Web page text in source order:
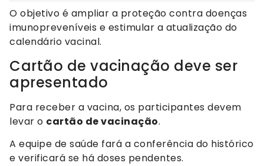
O objetivo é ampliar a proteção contra doenças
imunopreveníveis e estimular a atualização do
calendário vacinal.
Cartão de vacinação deve ser
apresentado
Para receber a vacina, os participantes devem
levar o cartão de vacinação.
A equipe de saúde fará a conferência do histórico
e verificará se há doses pendentes.